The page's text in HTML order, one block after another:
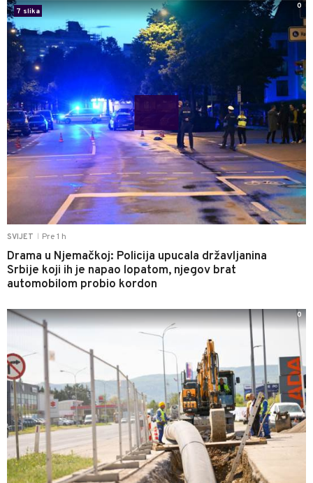
SVIJET Pre 1 h
Drama u Njemačkoj: Policija upucala državljanina
Srbije koji ih je napao lopatom, njegov brat
automobilom probio kordon
7 slika
0
0